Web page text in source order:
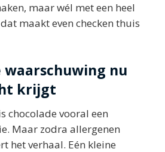
maar wél met een heel
maakt even checken thuis
waarschuwing nu
krijgt
chocolade vooral een
Maar zodra allergenen
het verhaal. Eén kleine